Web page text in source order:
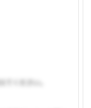
てください。